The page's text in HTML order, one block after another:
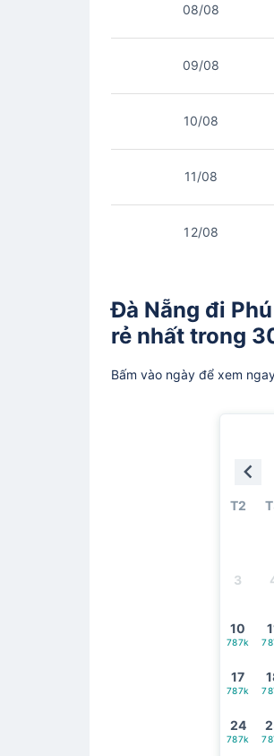
08/08
09/08
10/08
11/08
12/08
Đà Nẵng đi
rẻ nhất trong
Bấm vào ngày để xem
T2
3
10
787k
17
787k
24
787k